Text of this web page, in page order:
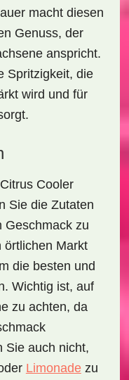
macht diesen
Genuss, der
anspricht.
Spritzigkeit, die
wird und für
Cooler
Sie die Zutaten
Geschmack zu
örtlichen Markt
die besten und
Wichtig ist, auf
zu achten, da
Sie auch nicht,
Limonadezu